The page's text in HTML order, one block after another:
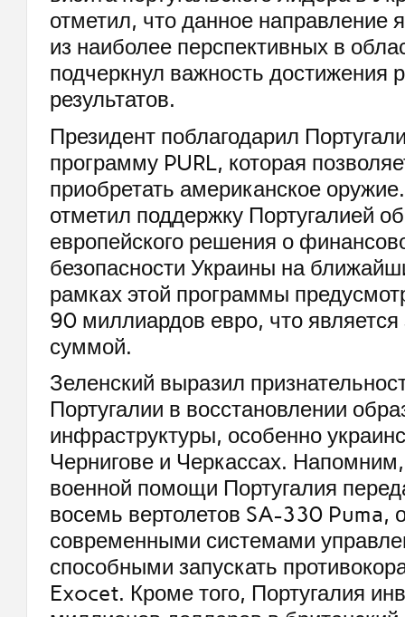
отметил, что данное направление
из наиболее перспективных в
подчеркнул важность достижения
результатов.
Президент поблагодарил
программу PURL, которая
приобретать американское
отметил поддержку Португалией
европейского решения о
безопасности Украины на
рамках этой программы
90 миллиардов евро, что является
суммой.
Зеленский выразил
Португалии в восстановлении
инфраструктуры, особенно
Чернигове и Черкассах.
военной помощи Португалия
восемь вертолетов SA-330 Puma,
современными системами
способными запускать
Exocet. Кроме того, Португалия